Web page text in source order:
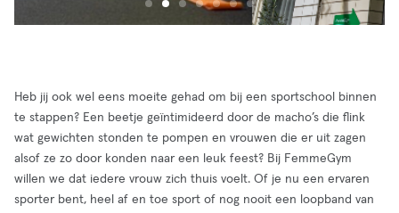
Heb jij ook wel eens moeite gehad om bij een sportschool binnen
te stappen? Een beetje geïntimideerd door de macho’s die flink
wat gewichten stonden te pompen en vrouwen die er uit zagen
alsof ze zo door konden naar een leuk feest? Bij FemmeGym
willen we dat iedere vrouw zich thuis voelt. Of je nu een ervaren
sporter bent, heel af en toe sport of nog nooit een loopband van